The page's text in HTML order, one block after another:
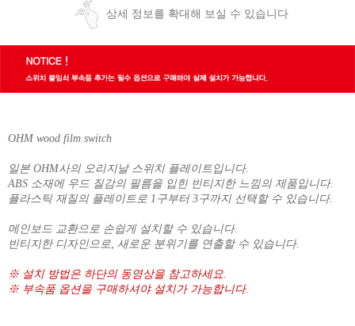
상세 정보를 확대해 보실 수 있습니다
OHM wood film switch
일본 OHM사의 오리지날 스위치 플레이트입니다.
ABS 소재에 우드 질감의 필름을 입힌 빈티지한 느낌의 제품입니다.
플라스틱 재질의 플레이트로 1구부터 3구까지 선택할 수 있습니다.
메인보드 교환으로 손쉽게 설치할 수 있습니다.
빈티지한 디자인으로, 새로운 분위기를 연출할 수 있습니다.
※ 설치 방법은 하단의 동영상을 참고하세요.
※ 부속품 옵션을 구매하셔야 설치가 가능합니다.